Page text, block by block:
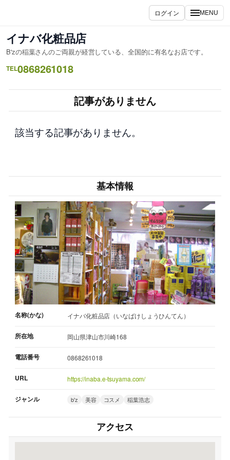
ス
キ
ッ
ログイン MENU
イナバ化粧品店
B'zの稲葉さんのご両親が経営している、全国的に有名なお店です。
TEL0868261018
記事がありません
該当する記事がありません。
基本情報
名称(かな) イナバ化粧品店（いなばけしょうひんてん）
所在地 岡山県津山市川崎168
電話番号 0868261018
URL https://inaba.e-tsuyama.com/
ジャンル b'z 美容 コスメ 稲葉浩志
アクセス